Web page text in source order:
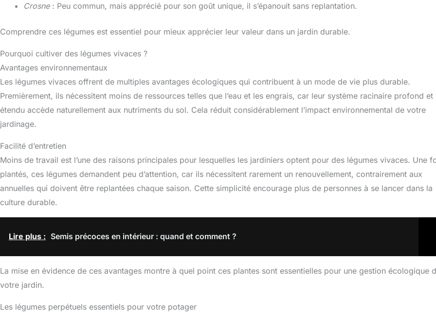
Crosne: Peu commun, mais apprécié pour son goût unique, il s’épanouit sans replantation.
Comprendre ces légumes est essentiel pour mieux apprécier leur valeur dans un jardin durable.
Pourquoi cultiver des légumes vivaces ?
Avantages environnementaux
Les légumes vivaces offrent de multiples avantages écologiques qui contribuent à un mode de vie plus durable.
Premièrement, ils nécessitent moins de ressources telles que l’eau et les engrais, car leur système racinaire profond et
étendu accède naturellement aux nutriments du sol. Cela réduit considérablement l’impact environnemental de votre
jardinage.
Facilité d’entretien
Moins de travail est l’une des raisons principales pour lesquelles les jardiniers optent pour des légumes vivaces. Une
plantés, ces légumes demandent peu d’attention, car ils nécessitent rarement un renouvellement, contrairement aux
annuelles qui doivent être replantées chaque saison. Cette simplicité encourage plus de personnes à se lancer dans la
culture durable.
Lire plus : Semis précoces en intérieur : quand et comment ?
La mise en évidence de ces avantages montre à quel point ces plantes sont essentielles pour une gestion écologique
votre jardin.
Les légumes perpétuels essentiels pour votre potager